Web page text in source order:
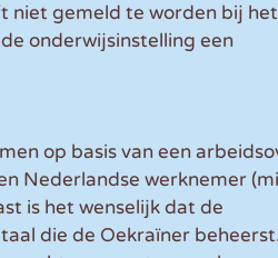
niet gemeld te worden bij het
onderwijsinstelling een
op basis van een
Nederlandse werknemer
is het wenselijk dat de
die de Oekraïner